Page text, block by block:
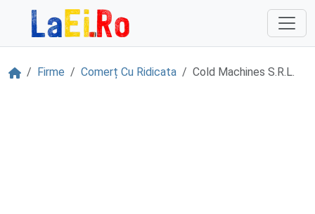
Sari la continut
AcasăFirme Comerț Cu Ridicata Cold Machines S.R.L.